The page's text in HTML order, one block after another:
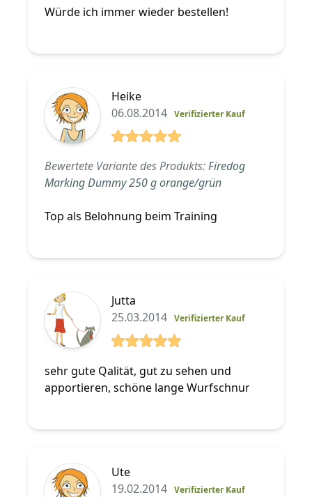
Würde ich immer wieder bestellen!
Heike
06.08.2014 Verifizierter Kauf
Bewertete Variante des Produkts:Firedog
Marking Dummy 250 g orange/grün
Top als Belohnung beim Training
Jutta
25.03.2014 Verifizierter Kauf
sehr gute Qalität, gut zu sehen und
apportieren, schöne lange Wurfschnur
Ute
19.02.2014 Verifizierter Kauf